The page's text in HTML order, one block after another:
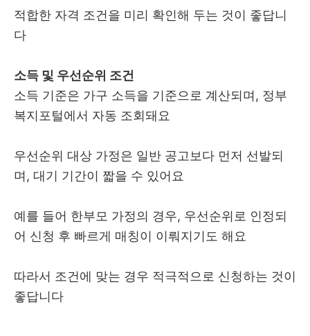
적합한 자격 조건을 미리 확인해 두는 것이 좋답니
다
소득 및 우선순위 조건
소득 기준은 가구 소득을 기준으로 계산되며, 정부
복지포털에서 자동 조회돼요
우선순위 대상 가정은 일반 공고보다 먼저 선발되
며, 대기 기간이 짧을 수 있어요
예를 들어 한부모 가정의 경우, 우선순위로 인정되
어 신청 후 빠르게 매칭이 이뤄지기도 해요
따라서 조건에 맞는 경우 적극적으로 신청하는 것이
좋답니다